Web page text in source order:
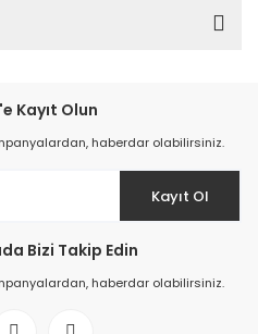
Kayıt Olun
haberdar olabilirsiniz.
Kayıt Ol
Bizi Takip Edin
haberdar olabilirsiniz.